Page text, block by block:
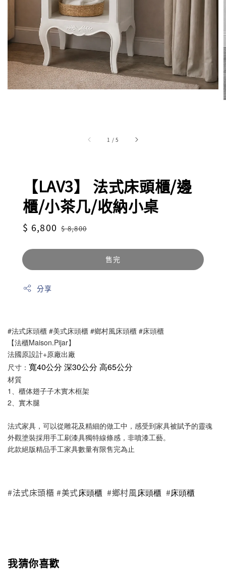
1 /5
【LAV3】 法式床頭櫃/邊
櫃/小茶几/收納小桌
Sale
$ 6,800 Regular
$ 8,800
售完
分享
#法式床頭櫃 #美式床頭櫃 #鄉村風床頭櫃 #床頭櫃
【法櫃Maison.Pijar】
法國原設計+原廠出廠
尺寸： 寬40公分 深30公分 高65公分
材質
1、櫃体翅子子木實木框架
2、實木腿
法式家具，可以從雕花及精細的做工中，感受到家具被賦予的靈魂
外觀塗裝採用手工刷漆具獨特線條感，非噴漆工藝。
此款絕版精品手工家具數量有限售完為止
#法式床頭櫃 #美式床頭櫃 #鄉村風床頭櫃#床頭櫃
我猜你喜歡